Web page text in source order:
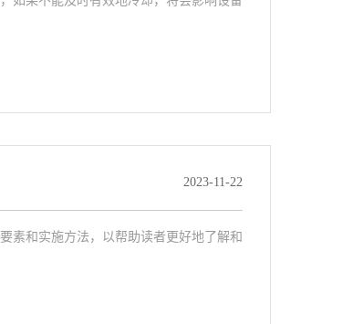
2023-11-22
素和实施方法，以帮助读者更好地了解和